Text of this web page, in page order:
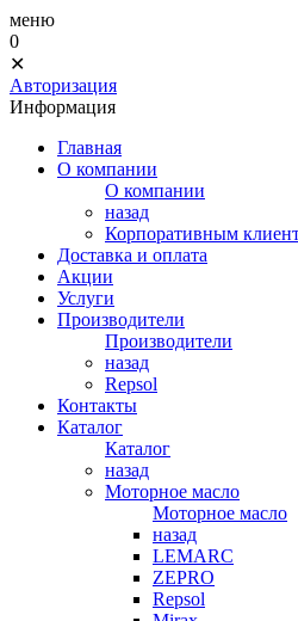
меню
0
✕
Авторизация
Информация
Главная
О компании
О компании
назад
Корпоративным
Доставка и оплата
Акции
Услуги
Производители
Производители
назад
Repsol
Контакты
Каталог
Каталог
назад
Моторное масло
Моторное масло
назад
LEMARC
ZEPRO
Repsol